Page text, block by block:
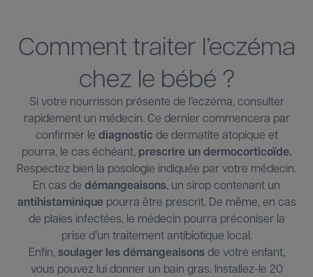
Comment traiter l’eczéma
chez le bébé ?
Si votre nourrisson présente de l’eczéma, consulter
rapidement un médecin. Ce dernier commencera par
confirmer le diagnostic de dermatite atopique et
pourra, le cas échéant, prescrire un dermocorticoïde.
Respectez bien la posologie indiquée par votre médecin.
En cas de démangeaisons, un sirop contenant un
antihistaminique pourra être prescrit. De même, en cas
de plaies infectées, le médecin pourra préconiser la
prise d’un traitement antibiotique local.
Enfin, soulager les démangeaisonsde votre enfant,
vous pouvez lui donner un bain gras. Installez-le 20